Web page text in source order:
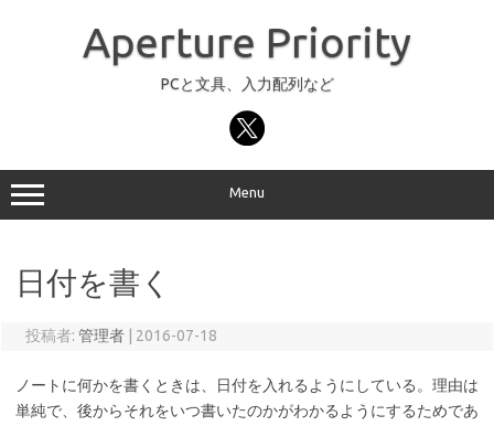
Aperture Priority
PCと文具、入力配列など
Menu
日付を書く
投稿者: 管理者 2016-07-18
ノートに何かを書くときは、日付を入れるようにしている。理由は
単純で、後からそれをいつ書いたのかがわかるようにするためであ